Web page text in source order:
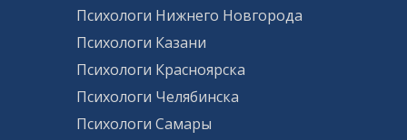
Психологи Нижнего Новгорода
Психологи Казани
Психологи Красноярска
Психологи Челябинска
Психологи Самары